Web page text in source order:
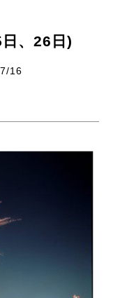
、26日)
16